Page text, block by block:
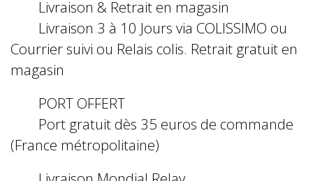
Livraison & Retrait en magasin
Livraison 3 à 10 Jours via COLISSIMO ou
Courrier suivi ou Relais colis. Retrait gratuit en
magasin
PORT OFFERT
Port gratuit dès 35 euros de commande
(France métropolitaine)